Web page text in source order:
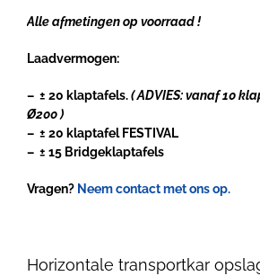
Horizontale transportkar
Alle afmetingen op voorraad !
Laadvermogen:
– ± 20 klaptafels.( ADVIES: vanaf 10
Ø200 )
– ± 20 klaptafel FESTIVAL
– ± 15 Bridgeklaptafels
Vragen? Neem contact met ons op.